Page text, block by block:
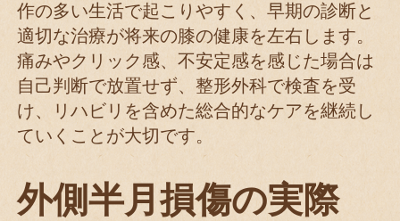
作の多い生活で起こりやすく、早期の診断と
適切な治療が将来の膝の健康を左右します。
痛みやクリック感、不安定感を感じた場合は
自己判断で放置せず、整形外科で検査を受
け、リハビリを含めた総合的なケアを継続し
ていくことが大切です。
外側半月損傷の実際